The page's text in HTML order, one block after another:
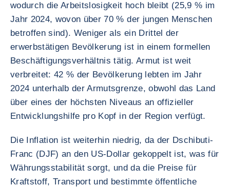
wodurch die Arbeitslosigkeit hoch bleibt (25,9 % im
Jahr 2024, wovon über 70 % der jungen Menschen
betroffen sind). Weniger als ein Drittel der
erwerbstätigen Bevölkerung ist in einem formellen
Beschäftigungsverhältnis tätig. Armut ist weit
verbreitet: 42 % der Bevölkerung lebten im Jahr
2024 unterhalb der Armutsgrenze, obwohl das Land
über eines der höchsten Niveaus an offizieller
Entwicklungshilfe pro Kopf in der Region verfügt.
Die Inflation ist weiterhin niedrig, da der Dschibuti-
Franc (DJF) an den US-Dollar gekoppelt ist, was für
Währungsstabilität sorgt, und da die Preise für
Kraftstoff, Transport und bestimmte öffentliche